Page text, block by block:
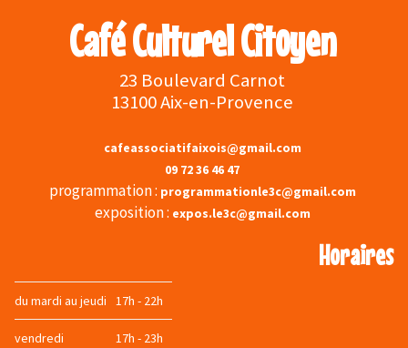
Café Culturel Citoyen
23 Boulevard Carnot
13100 Aix-en-Provence
cafeassociatifaixois@gmail.com
09 72 36 46 47
programmation : programmationle3c@gmail.com
exposition : expos.le3c@gmail.com
Horaires
du mardi au jeudi 17h - 22h
vendredi 17h - 23h